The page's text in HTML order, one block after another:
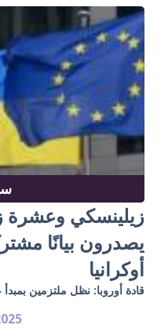
زيلينسكي وعشرة
يصدرون بيانًا
أوكرانيا
قادة أوروبا: نظل ملتزمين بمبدأ